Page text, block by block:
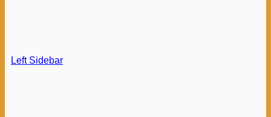
Left Sidebar